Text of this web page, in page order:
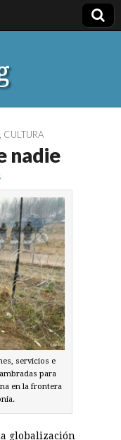
CULTURA
nadie
servicios e
para
en la frontera
globalización